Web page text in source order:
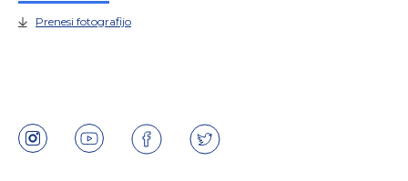
Prenesi fotografijo
InstagramYoutube Facebook